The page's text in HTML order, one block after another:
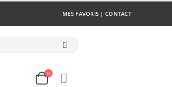
MES FAVORIS |CONTACT
0